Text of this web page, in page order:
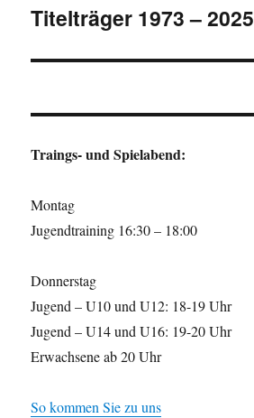
Titelträger 1973 – 2025
Traings- und Spielabend:
Montag
Jugendtraining 16:30 – 18:00
Donnerstag
Jugend – U10 und U12: 18-19 Uhr
Jugend – U14 und U16: 19-20 Uhr
Erwachsene ab 20 Uhr
So kommen Sie zu uns